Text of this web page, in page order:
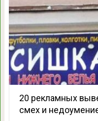
20 рекламных
смех и